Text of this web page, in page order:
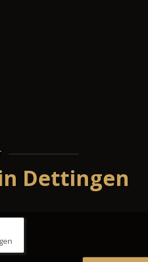
Dettingen